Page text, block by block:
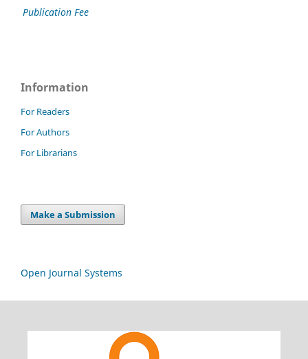
Publication Fee
Information
For Readers
For Authors
For Librarians
Make a Submission
Open Journal Systems